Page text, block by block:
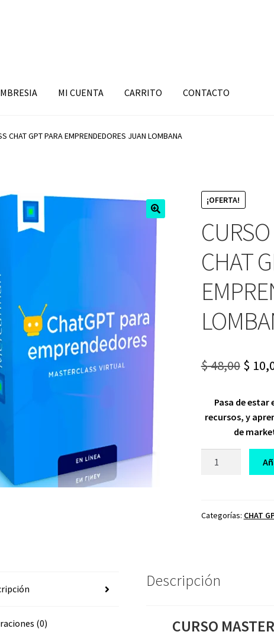
MI CUENTA CARRITO CONTACTO
CHAT GPT PARA EMPRENDEDORES JUAN LOMBANA
¡OFERTA!
CHAT
$48,00
was:
$
$
Pasa de
recursos, y
de
PARA
cantidad
Categorías: CHAT
(0)
Descripción
CURSO